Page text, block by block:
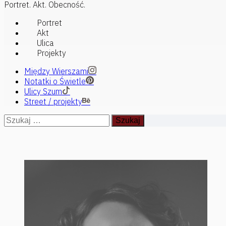
Portret. Akt. Obecność.
Menu
główne
Portret
Akt
Ulica
Projekty
Między Wierszami
Notatki o Świetle
Ulicy Szum
Street / projekty
Przejdź
do
Szukaj: